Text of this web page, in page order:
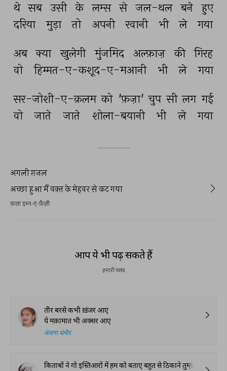
थे सब उसी के लम्स से जल-थल बने हुए
दरिया
मुड़ा तो अपनी रवानी भी ले गया
अब क्या खुलेगी मुंजमिद अल्फ़ाज़ की गिरह
वो
हिम्मत-ए-कशूद-ए-मआनी भी ले गया
सर-जोशी-ए-क़लम को 'फ़ज़ा' चुप सी लग गई
वो
जाते जाते शोला-बयानी भी ले गया
अगली ग़ज़ल
अच्छा हुआ मैं वक़्त के मेहवर से कट गया
फ़ज़ा इब्न-ए-फ़ैज़ी
आप ये भी पढ़ सकते हैं
हमारी पसंद
तीर बरसे कभी ख़ंजर आए
ये मक़ामात भी अक्सर आए
अंजना संधीर
किताबों ने गो इस्तिआरों में हम को बताए बहुत से ठिकाने तुम्हारे